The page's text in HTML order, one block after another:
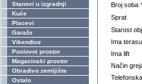
Stanovi u izgradnji
Kuće
Placevi
Garaže
Vikendice
Poslovni prostor
Magacinski prostor
Obradivo zemljište
Ostalo
Broj soba *
Sprat
Starost
Ima terasu
Ima lift
Način